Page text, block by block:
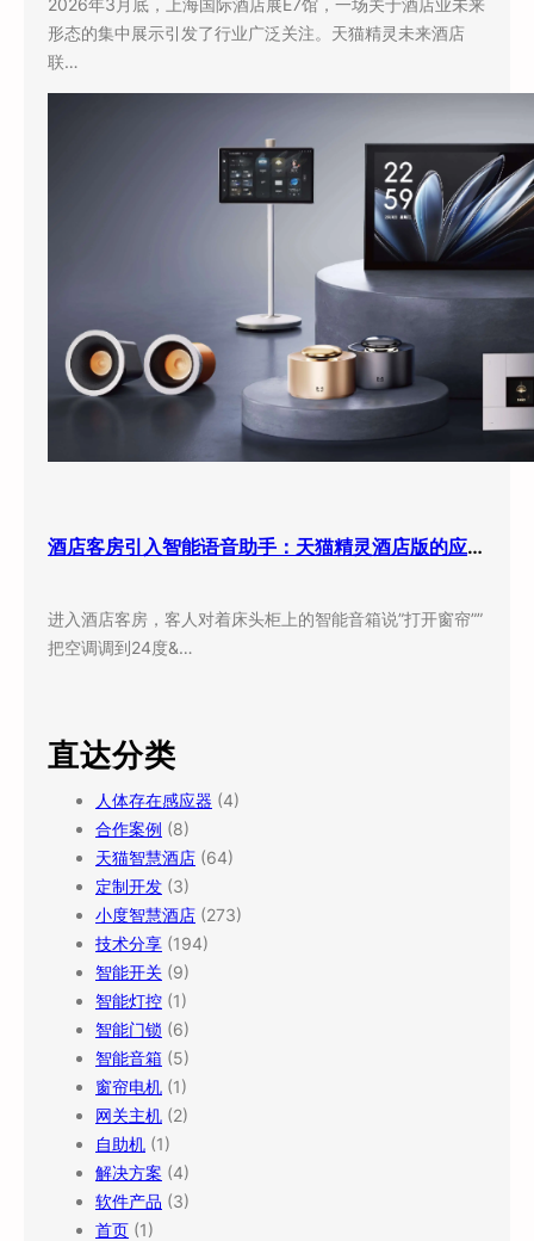
2026年3月底，上海国际酒店展E7馆，一场关于酒店业未来
形态的集中展示引发了行业广泛关注。天猫精灵未来酒店
联…
酒店客房引入智能语音助手：天猫精灵酒店版的应用现状与实际效果
进入酒店客房，客人对着床头柜上的智能音箱说”打开窗帘””
把空调调到24度&…
直达分类
人体存在感应器 (4)
合作案例 (8)
天猫智慧酒店 (64)
定制开发 (3)
小度智慧酒店 (273)
技术分享 (194)
智能开关 (9)
智能灯控 (1)
智能门锁 (6)
智能音箱 (5)
窗帘电机 (1)
网关主机 (2)
自助机 (1)
解决方案 (4)
软件产品 (3)
首页 (1)